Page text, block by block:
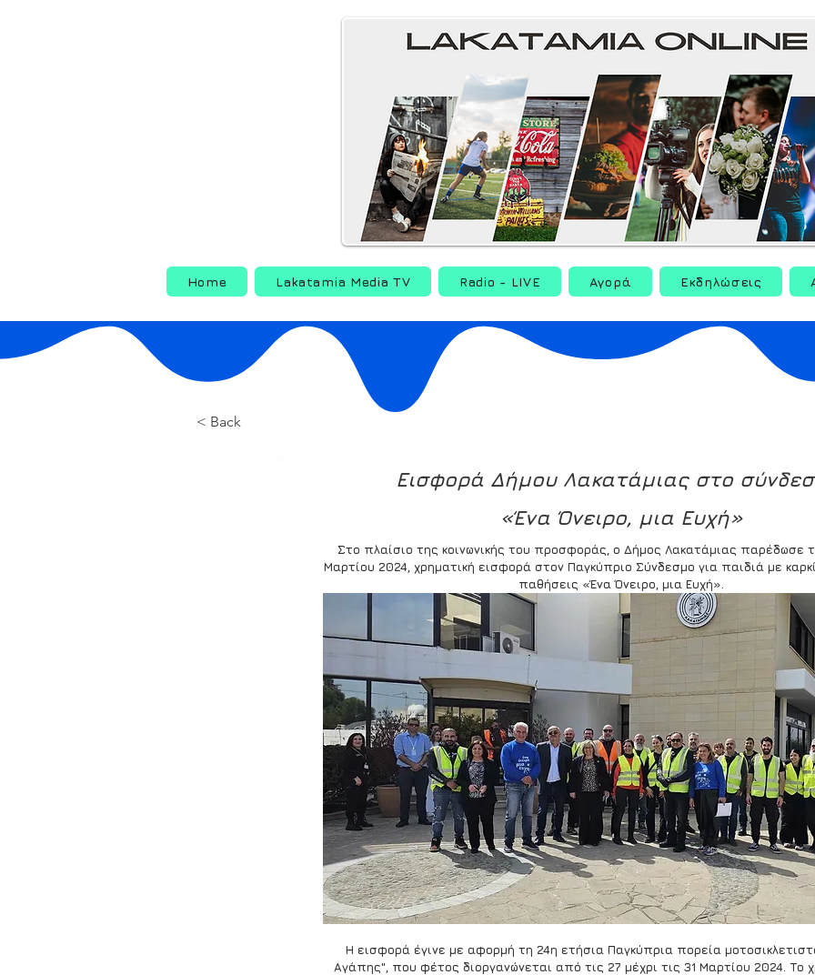
Home Lakatamia Media TV Radio - LIVE Αγορά Εκδηλώσεις
< Back
Εισφορά Δήμου Λακατάμιας στο
«Ένα Όνειρο, μια Ευχή»
Στο πλαίσιο της κοινωνικής του προσφοράς, ο Δήμος Λακατάμιας παρέδωσε
Μαρτίου 2024, χρηματική εισφορά στον Παγκύπριο Σύνδεσμο για παιδιά με
παθήσεις «Ένα Όνειρο, μια Ευχή».
Η εισφορά έγινε με αφορμή τη 24η ετήσια Παγκύπρια πορεία
Αγάπης", που φέτος διοργανώνεται από τις 27 μέχρι τις 31 Μαρτίου 2024. Το